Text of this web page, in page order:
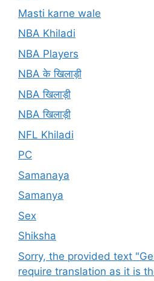
Masti karne wale
NBA Khiladi
NBA Players
NBA के खिलाड़ी
NBA खिलाड़ी
NBA खिलाड़ी
NFL Khiladi
PC
Samanaya
Samanya
Sex
Shiksha
Sorry, the provided text
require translation as it is